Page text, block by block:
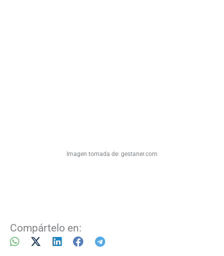
Imagen tomada de: gestaner.com
Compártelo en: